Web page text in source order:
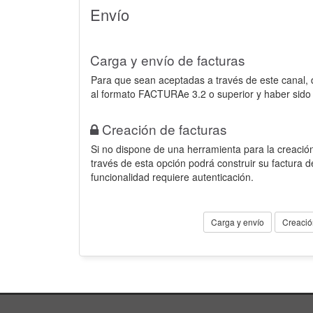
Envío
Carga y envío de facturas
Para que sean aceptadas a través de este
al formato FACTURAe 3.2 o superior y haber
Creación de facturas
Si no dispone de una herramienta para la
través de esta opción podrá construir su factura
funcionalidad requiere autenticación.
Carga y envío